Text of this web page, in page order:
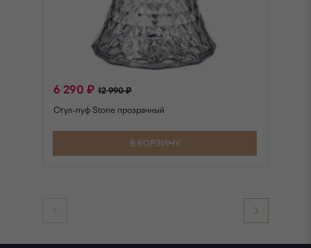
6 290 ₽ 12 990 ₽
Стул-пуф Stone прозрачный
В КОРЗИНУ